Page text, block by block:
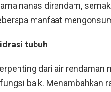
nanas direndam,
manfaat
tubuh
dari air rendaman
baik. Menambahkan